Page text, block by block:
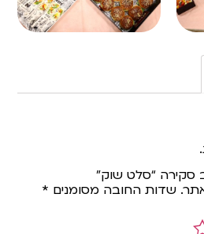
סקירה “סלט שוק”
שדות החובה מסומנים *